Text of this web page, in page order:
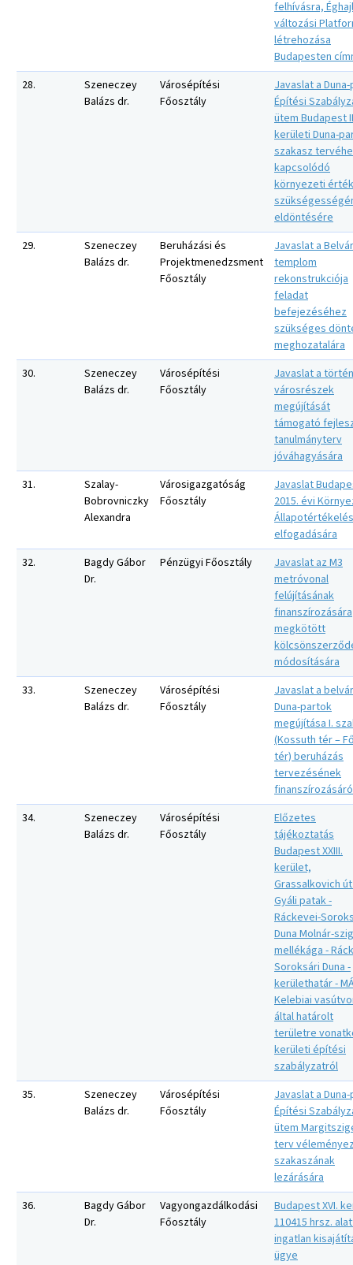
felhívásra,
változási
létrehozása
Budapesten
28.
Szeneczey
Balázs dr.
Városépítési
Főosztály
Javaslat a
Építési
ütem Budapest
kerületi Duna-
szakasz
kapcsolódó
környezeti
eldöntésére
29.
Szeneczey
Balázs dr.
Beruházási és
Projektmenedzsment
Főosztály
Javaslat a
templom
rekonstrukciója
feladat
befejezéséhez
szükséges
meghozatalára
30.
Szeneczey
Balázs dr.
Városépítési
Főosztály
Javaslat a
városrészek
megújítását
támogató
tanulmányterv
jóváhagyására
31.
Szalay-
Bobrovniczky
Alexandra
Városigazgatóság
Főosztály
Javaslat
2015. évi
elfogadására
32.
Bagdy Gábor
Dr.
Pénzügyi Főosztály
Javaslat az M3
metróvonal
felújításának
finanszírozására
megkötött
módosítására
33.
Szeneczey
Balázs dr.
Városépítési
Főosztály
Javaslat a
Duna-partok
megújítása I.
(Kossuth tér –
tér) beruházás
tervezésének
34.
Szeneczey
Balázs dr.
Városépítési
Főosztály
Előzetes
tájékoztatás
Budapest XXIII.
kerület,
Grassalkovich
Gyáli patak -
Ráckevei-
Duna Molnár-
mellékága -
Soroksári Duna -
kerülethatár -
Kelebiai
által határolt
területre
kerületi építési
szabályzatról
35.
Szeneczey
Balázs dr.
Városépítési
Főosztály
Javaslat a
Építési
ütem
terv
szakaszának
lezárására
36.
Bagdy Gábor
Dr.
Vagyongazdálkodási
Főosztály
Budapest XVI.
110415 hrsz.
ingatlan
ügye